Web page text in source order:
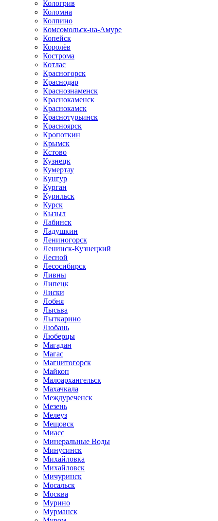
Кологрив
Коломна
Колпино
Комсомольск-на-Амуре
Копейск
Королёв
Кострома
Котлас
Красногорск
Краснодар
Краснознаменск
Краснокаменск
Краснокамск
Краснотурьинск
Красноярск
Кропоткин
Крымск
Кстово
Кузнецк
Кумертау
Кунгур
Курган
Курильск
Курск
Кызыл
Лабинск
Ладушкин
Лениногорск
Ленинск-Кузнецкий
Лесной
Лесосибирск
Ливны
Липецк
Лиски
Лобня
Лысьва
Лыткарино
Любань
Люберцы
Магадан
Магас
Магнитогорск
Майкоп
Малоархангельск
Махачкала
Междуреченск
Мезень
Мелеуз
Мещовск
Миасс
Минеральные Воды
Минусинск
Михайловка
Михайловск
Мичуринск
Мосальск
Москва
Мурино
Мурманск